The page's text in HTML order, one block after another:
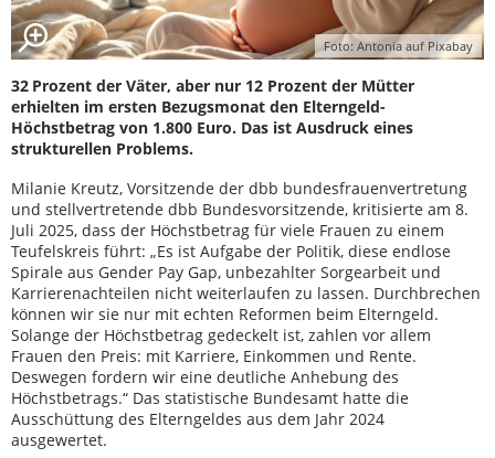
Foto: Antonia auf Pixabay
32 Prozent der Väter, aber nur 12 Prozent der Mütter
erhielten im ersten Bezugsmonat den Elterngeld-
Höchstbetrag von 1.800 Euro. Das ist Ausdruck eines
strukturellen Problems.
Milanie Kreutz, Vorsitzende der dbb bundesfrauenvertretung
und stellvertretende dbb Bundesvorsitzende, kritisierte am 8.
Juli 2025, dass der Höchstbetrag für viele Frauen zu einem
Teufelskreis führt: „Es ist Aufgabe der Politik, diese endlose
Spirale aus Gender Pay Gap, unbezahlter Sorgearbeit und
Karrierenachteilen nicht weiterlaufen zu lassen. Durchbrechen
können wir sie nur mit echten Reformen beim Elterngeld.
Solange der Höchstbetrag gedeckelt ist, zahlen vor allem
Frauen den Preis: mit Karriere, Einkommen und Rente.
Deswegen fordern wir eine deutliche Anhebung des
Höchstbetrags.“ Das statistische Bundesamt hatte die
Ausschüttung des Elterngeldes aus dem Jahr 2024
ausgewertet.